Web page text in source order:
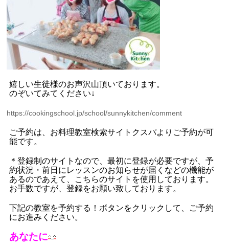
嬉しい生徒様のお声沢山頂いております。
のぞいてみてください↓
https://cookingschool.jp/school/sunnykitchen/comment
ご予約は、お料理教室検索サイトクスパよりご予約が可
能です。
＊登録制のサイトなので、最初に登録が必要ですが、予
約状況・前日にレッスンのお知らせが届くなどの機能が
あるのであえて、こちらのサイトを使用しております。
お手数ですが、登録をお願い致しております。
下記の教室を予約する！ボタンをクリックして、ご予約
にお進みください。
あなたに